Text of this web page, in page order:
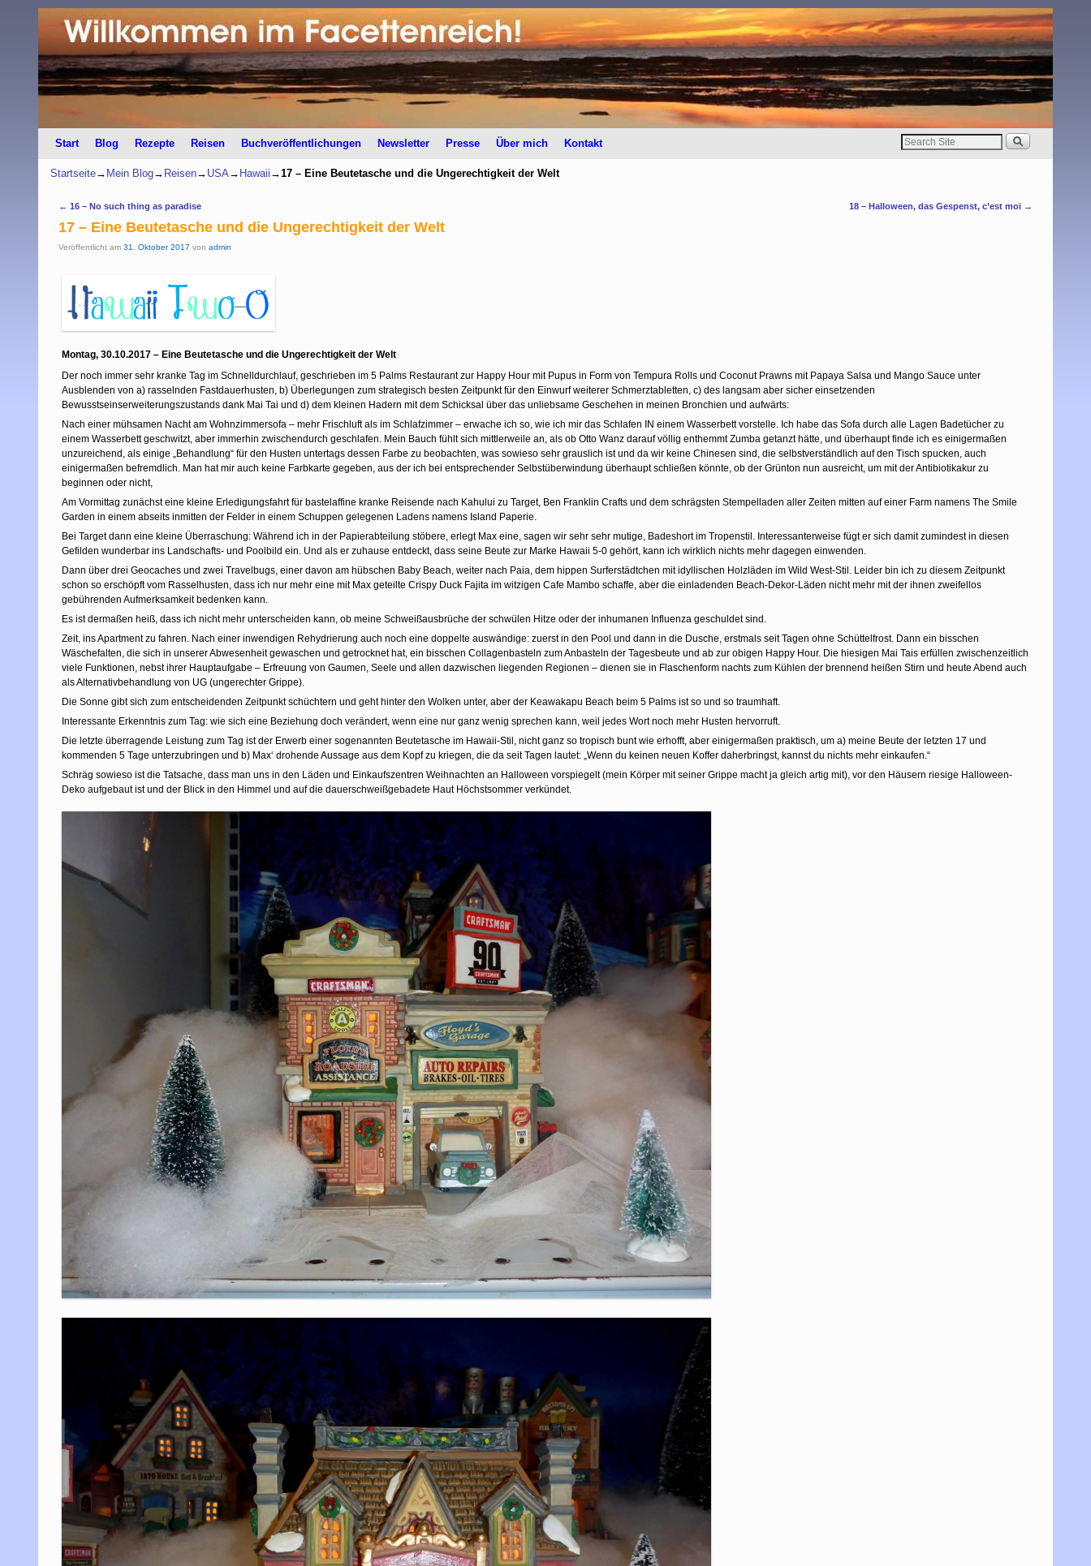
Zum Inhalt wechseln
Zum sekundären Inhalt wechseln
Start Blog Rezepte Reisen Buchveröffentlichungen Newsletter Presse Über mich Kontakt
Startseite→ Mein Blog→ Reisen→ USA→ Hawaii →17 – Eine Beutetasche und die Ungerechtigkeit der Welt
Artikelnavigation
← 16 – No such thing as paradise 18 – Halloween, das Gespenst, c’est moi →
17 – Eine Beutetasche und die Ungerechtigkeit der Welt
Veröffentlicht am 31. Oktober 2017 von admin
Montag, 30.10.2017 – Eine Beutetasche und die Ungerechtigkeit der Welt
Der noch immer sehr kranke Tag im Schnelldurchlauf, geschrieben im 5 Palms Restaurant zur Happy Hour mit Pupus in Form von Tempura Rolls und Coconut Prawns mit Papaya Salsa und Mango Sauce unter
Ausblenden von a) rasselnden Fastdauerhusten, b) Überlegungen zum strategisch besten Zeitpunkt für den Einwurf weiterer Schmerztabletten, c) des langsam aber sicher einsetzenden
Bewusstseinserweiterungszustands dank Mai Tai und d) dem kleinen Hadern mit dem Schicksal über das unliebsame Geschehen in meinen Bronchien und aufwärts:
Nach einer mühsamen Nacht am Wohnzimmersofa – mehr Frischluft als im Schlafzimmer – erwache ich so, wie ich mir das Schlafen IN einem Wasserbett vorstelle. Ich habe das Sofa durch alle Lagen Badetücher zu
einem Wasserbett geschwitzt, aber immerhin zwischendurch geschlafen. Mein Bauch fühlt sich mittlerweile an, als ob Otto Wanz darauf völlig enthemmt Zumba getanzt hätte, und überhaupt finde ich es einigermaßen
unzureichend, als einige „Behandlung“ für den Husten untertags dessen Farbe zu beobachten, was sowieso sehr grauslich ist und da wir keine Chinesen sind, die selbstverständlich auf den Tisch spucken, auch
einigermaßen befremdlich. Man hat mir auch keine Farbkarte gegeben, aus der ich bei entsprechender Selbstüberwindung überhaupt schließen könnte, ob der Grünton nun ausreicht, um mit der Antibiotikakur zu
beginnen oder nicht,
Am Vormittag zunächst eine kleine Erledigungsfahrt für bastelaffine kranke Reisende nach Kahului zu Target, Ben Franklin Crafts und dem schrägsten Stempelladen aller Zeiten mitten auf einer Farm namens The Smile
Garden in einem abseits inmitten der Felder in einem Schuppen gelegenen Ladens namens Island Paperie.
Bei Target dann eine kleine Überraschung: Während ich in der Papierabteilung stöbere, erlegt Max eine, sagen wir sehr sehr mutige, Badeshort im Tropenstil. Interessanterweise fügt er sich damit zumindest in diesen
Gefilden wunderbar ins Landschafts- und Poolbild ein. Und als er zuhause entdeckt, dass seine Beute zur Marke Hawaii 5-0 gehört, kann ich wirklich nichts mehr dagegen einwenden.
Dann über drei Geocaches und zwei Travelbugs, einer davon am hübschen Baby Beach, weiter nach Paia, dem hippen Surferstädtchen mit idyllischen Holzläden im Wild West-Stil. Leider bin ich zu diesem Zeitpunkt
schon so erschöpft vom Rasselhusten, dass ich nur mehr eine mit Max geteilte Crispy Duck Fajita im witzigen Cafe Mambo schaffe, aber die einladenden Beach-Dekor-Läden nicht mehr mit der ihnen zweifellos
gebührenden Aufmerksamkeit bedenken kann.
Es ist dermaßen heiß, dass ich nicht mehr unterscheiden kann, ob meine Schweißausbrüche der schwülen Hitze oder der inhumanen Influenza geschuldet sind.
Zeit, ins Apartment zu fahren. Nach einer inwendigen Rehydrierung auch noch eine doppelte auswändige: zuerst in den Pool und dann in die Dusche, erstmals seit Tagen ohne Schüttelfrost. Dann ein bisschen
Wäschefalten, die sich in unserer Abwesenheit gewaschen und getrocknet hat, ein bisschen Collagenbasteln zum Anbasteln der Tagesbeute und ab zur obigen Happy Hour. Die hiesigen Mai Tais erfüllen zwischenzeitlich
viele Funktionen, nebst ihrer Hauptaufgabe – Erfreuung von Gaumen, Seele und allen dazwischen liegenden Regionen – dienen sie in Flaschenform nachts zum Kühlen der brennend heißen Stirn und heute Abend auch
als Alternativbehandlung von UG (ungerechter Grippe).
Die Sonne gibt sich zum entscheidenden Zeitpunkt schüchtern und geht hinter den Wolken unter, aber der Keawakapu Beach beim 5 Palms ist so und so traumhaft.
Interessante Erkenntnis zum Tag: wie sich eine Beziehung doch verändert, wenn eine nur ganz wenig sprechen kann, weil jedes Wort noch mehr Husten hervorruft.
Die letzte überragende Leistung zum Tag ist der Erwerb einer sogenannten Beutetasche im Hawaii-Stil, nicht ganz so tropisch bunt wie erhofft, aber einigermaßen praktisch, um a) meine Beute der letzten 17 und
kommenden 5 Tage unterzubringen und b) Max‘ drohende Aussage aus dem Kopf zu kriegen, die da seit Tagen lautet: „Wenn du keinen neuen Koffer daherbringst, kannst du nichts mehr einkaufen.“
Schräg sowieso ist die Tatsache, dass man uns in den Läden und Einkaufszentren Weihnachten an Halloween vorspiegelt (mein Körper mit seiner Grippe macht ja gleich artig mit), vor den Häusern riesige Halloween-
Deko aufgebaut ist und der Blick in den Himmel und auf die dauerschweißgebadete Haut Höchstsommer verkündet.